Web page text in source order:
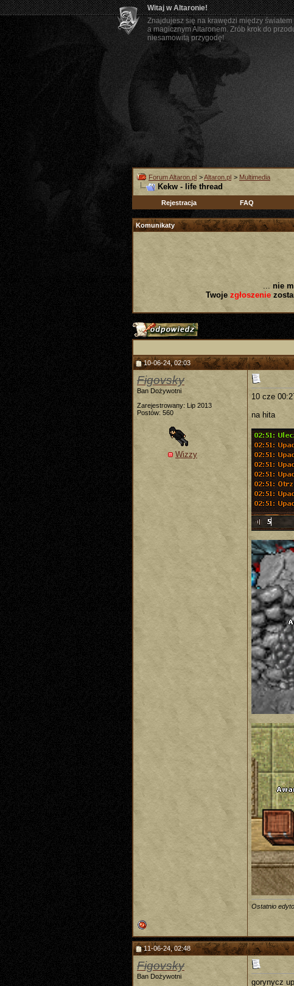
Witaj w Altaronie!
Znajdujesz się na krawędzi między światem
a magicznym Altaronem. Zrób krok do
niesamowitą przygodę!
Forum Altaron.pl >Altaron.pl > Multimedia
Kekw - life thread
Rejestracja FAQ
Komunikaty
... nie
Twoje zgłoszenie
10-06-24, 02:03
Figovsky
Ban Dożywotni
Zarejestrowany: Lip 2013
Postów: 560
Wizzy
10 cze
na hita
Ostatnio
11-06-24, 02:48
Figovsky
Ban Dożywotni
gorynycz